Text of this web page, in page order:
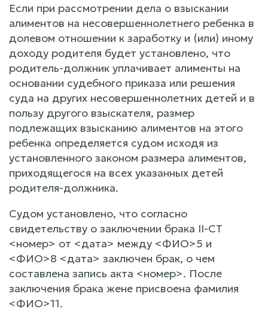
Если при рассмотрении дела о взыскании
алиментов на несовершеннолетнего ребенка в
долевом отношении к заработку и (или) иному
доходу родителя будет установлено, что
родитель-должник уплачивает алименты на
основании судебного приказа или решения
суда на других несовершеннолетних детей и в
пользу другого взыскателя, размер
подлежащих взысканию алиментов на этого
ребенка определяется судом исходя из
установленного законом размера алиментов,
приходящегося на всех указанных детей
родителя-должника.
Судом установлено, что согласно
свидетельству о заключении брака II-CТ
<номер> от <дата> между <ФИО>5 и
<ФИО>8 <дата> заключен брак, о чем
составлена запись акта <номер>. После
заключения брака жене присвоена фамилия
<ФИО>11.